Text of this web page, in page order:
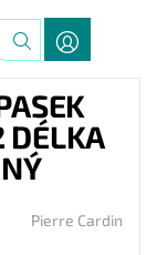
DÉLKA
Pierre Cardin